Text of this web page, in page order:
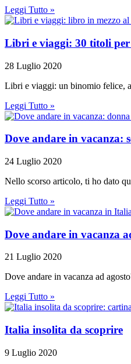
Leggi Tutto »
Libri e viaggi: 30 titoli per
28 Luglio 2020
Libri e viaggi: un binomio felice,
Leggi Tutto »
Dove andare in vacanza:
24 Luglio 2020
Nello scorso articolo, ti ho dato
Leggi Tutto »
Dove andare in vacanza
21 Luglio 2020
Dove andare in vacanza ad
Leggi Tutto »
Italia insolita da scoprire
9 Luglio 2020